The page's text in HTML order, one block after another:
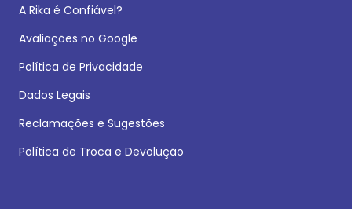
A Rika é Confiável?
Avaliações no Google
Política de Privacidade
Dados Legais
Reclamações e Sugestões
Política de Troca e Devolução